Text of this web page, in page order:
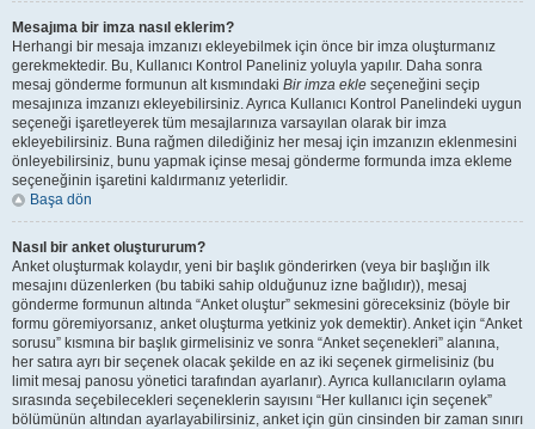
Mesajıma bir imza nasıl eklerim?
Herhangi bir mesaja imzanızı ekleyebilmek için önce bir imza oluşturmanız
gerekmektedir. Bu, Kullanıcı Kontrol Paneliniz yoluyla yapılır. Daha sonra
mesaj gönderme formunun alt kısmındaki Bir imza ekle seçeneğini seçip
mesajınıza imzanızı ekleyebilirsiniz. Ayrıca Kullanıcı Kontrol Panelindeki uygun
seçeneği işaretleyerek tüm mesajlarınıza varsayılan olarak bir imza
ekleyebilirsiniz. Buna rağmen dilediğiniz her mesaj için imzanızın eklenmesini
önleyebilirsiniz, bunu yapmak içinse mesaj gönderme formunda imza ekleme
seçeneğinin işaretini kaldırmanız yeterlidir.
Başa dön
Nasıl bir anket oluştururum?
Anket oluşturmak kolaydır, yeni bir başlık gönderirken (veya bir başlığın ilk
mesajını düzenlerken (bu tabiki sahip olduğunuz izne bağlıdır)), mesaj
gönderme formunun altında “Anket oluştur” sekmesini göreceksiniz (böyle bir
formu göremiyorsanız, anket oluşturma yetkiniz yok demektir). Anket için “Anket
sorusu” kısmına bir başlık girmelisiniz ve sonra “Anket seçenekleri” alanına,
her satıra ayrı bir seçenek olacak şekilde en az iki seçenek girmelisiniz (bu
limit mesaj panosu yönetici tarafından ayarlanır). Ayrıca kullanıcıların oylama
sırasında seçebilecekleri seçeneklerin sayısını “Her kullanıcı için seçenek”
bölümünün altından ayarlayabilirsiniz, anket için gün cinsinden bir zaman sınırı